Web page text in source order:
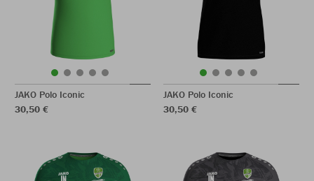
JAKO Polo Iconic
30,50 €
JAKO Polo Iconic
30,50 €